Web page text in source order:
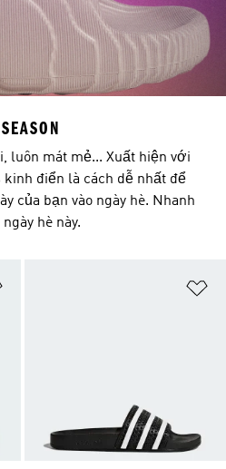
luôn mát mẻ... Xuất hiện với
kinh điển là cách dễ nhất để
của bạn vào ngày hè. Nhanh
hè này.